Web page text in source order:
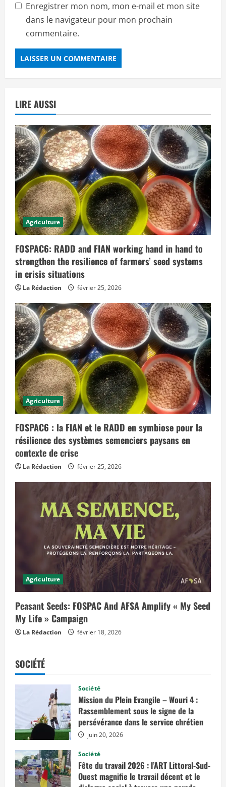
Enregistrer mon nom, mon e-mail et mon site
dans le navigateur pour mon prochain
commentaire.
LIRE AUSSI
Agriculture
FOSPAC6: RADD and FIAN working hand in hand to
strengthen the resilience of farmers’ seed systems
in crisis situations
La Rédaction février 25, 2026
Agriculture
FOSPAC6 : la FIAN et le RADD en symbiose pour la
résilience des systèmes semenciers paysans en
contexte de crise
La Rédaction février 25, 2026
Agriculture
Peasant Seeds: FOSPAC And AFSA Amplify « My Seed
My Life » Campaign
La Rédaction février 18, 2026
SOCIÉTÉ
Société
Mission du Plein Evangile – Wouri 4 :
Rassemblement sous le signe de la
persévérance dans le service chrétien
juin 20, 2026
Société
Fête du travail 2026 : l’ART Littoral-Sud-
Ouest magnifie le travail décent et le